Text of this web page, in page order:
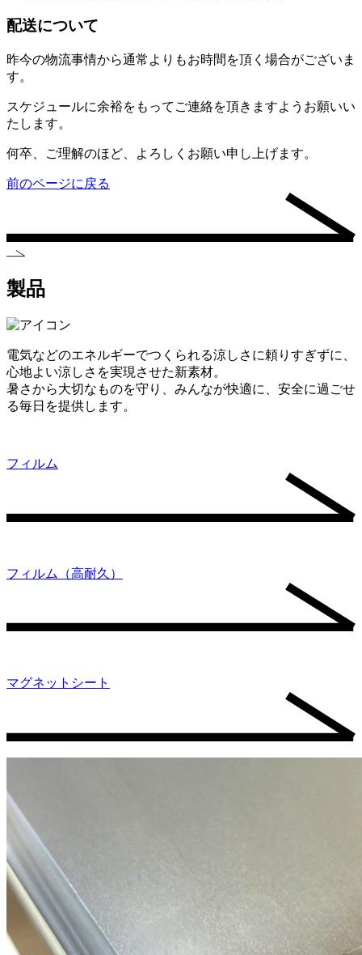
配送について
昨今の物流事情から通常よりもお時間を頂く場合がございま
す。
スケジュールに余裕をもってご連絡を頂きますようお願いい
たします。
何卒、ご理解のほど、よろしくお願い申し上げます。
前のページに戻る
製品
電気などのエネルギーでつくられる涼しさに頼りすぎずに、
心地よい涼しさを実現させた新素材。
暑さから大切なものを守り、みんなが快適に、安全に過ごせ
る毎日を提供します。
フィルム
フィルム（高耐久）
マグネットシート